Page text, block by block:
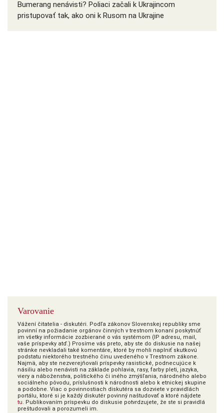
Bumerang nenávisti? Poliaci začali k Ukrajincom
pristupovať tak, ako oni k Rusom na Ukrajine
Varovanie
Vážení čitatelia - diskutéri. Podľa zákonov Slovenskej republiky sme
povinní na požiadanie orgánov činných v trestnom konaní poskytnúť
im všetky informácie zozbierané o vás systémom (IP adresu, mail,
vaše príspevky atď.) Prosíme vás preto, aby ste do diskusie na našej
stránke nevkladali také komentáre, ktoré by mohli naplniť skutkovú
podstatu niektorého trestného činu uvedeného v Trestnom zákone.
Najmä, aby ste nezverejňovali príspevky rasistické, podnecujúce k
násiliu alebo nenávisti na základe pohlavia, rasy, farby pleti, jazyka,
viery a náboženstva, politického či iného zmýšľania, národného alebo
sociálneho pôvodu, príslušnosti k národnosti alebo k etnickej skupine
a podobne. Viac o povinnostiach diskutéra sa dozviete v pravidlách
portálu, ktoré si je každý diskutér povinný naštudovať a ktoré nájdete
tu. Publikovaním príspevku do diskusie potvrdzujete, že ste si pravidlá
preštudovali a porozumeli im.